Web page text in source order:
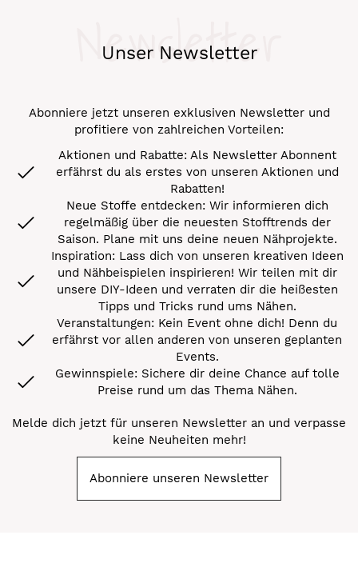
Unser Newsletter
Newsletter
Abonniere jetzt unseren exklusiven Newsletter und
profitiere von zahlreichen Vorteilen:
Aktionen und Rabatte: Als Newsletter Abonnent
erfährst du als erstes von unseren Aktionen und
Rabatten!
Neue Stoffe entdecken: Wir informieren dich
regelmäßig über die neuesten Stofftrends der
Saison. Plane mit uns deine neuen Nähprojekte.
Inspiration: Lass dich von unseren kreativen Ideen
und Nähbeispielen inspirieren! Wir teilen mit dir
unsere DIY-Ideen und verraten dir die heißesten
Tipps und Tricks rund ums Nähen.
Veranstaltungen: Kein Event ohne dich! Denn du
erfährst vor allen anderen von unseren geplanten
Events.
Gewinnspiele: Sichere dir deine Chance auf tolle
Preise rund um das Thema Nähen.
Melde dich jetzt für unseren Newsletter an und verpasse
keine Neuheiten mehr!
Abonniere unseren Newsletter